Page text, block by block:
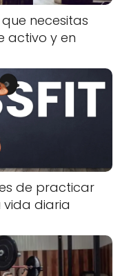
necesitas
activo y en
de practicar
vida diaria